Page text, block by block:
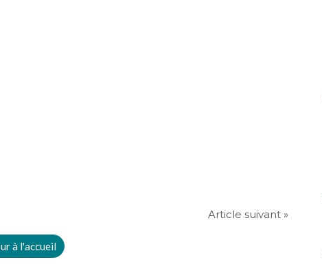
Article suivant »
à l'accueil